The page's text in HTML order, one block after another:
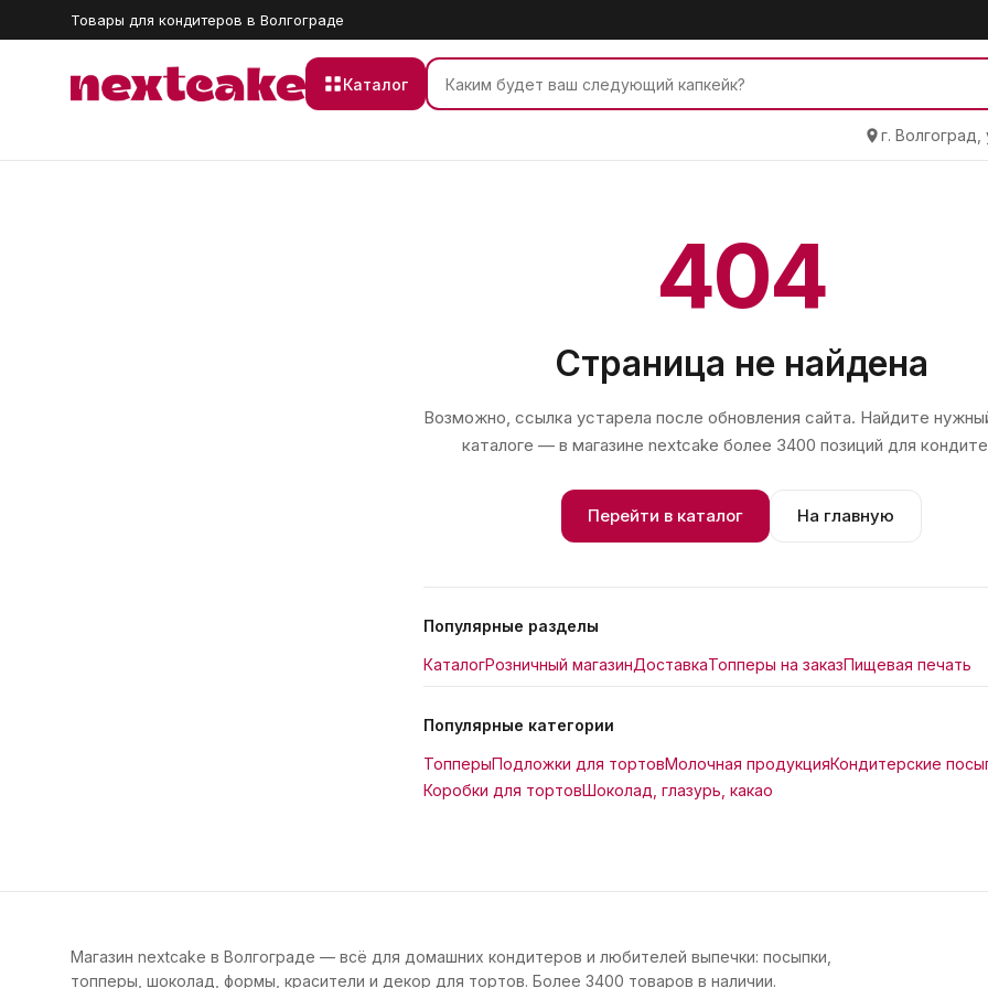
Товары для кондитеров в Волгограде
Каталог
г.
404
Страница не найдена
Возможно, ссылка устарела после обновления сайта. Найдите
каталоге — в магазине nextcake более 3400 позиций для
Перейти в каталог На главную
Популярные разделы
КаталогРозничный магазинДоставкаТопперы на заказПищевая печать
Популярные категории
ТопперыПодложки для тортовМолочная продукцияКондитерские
Коробки для тортовШоколад, глазурь, какао
Магазин nextcake в Волгограде — всё для домашних кондитеров и любителей выпечки: посыпки,
топперы, шоколад, формы, красители и декор для тортов. Более 3400 товаров в наличии.